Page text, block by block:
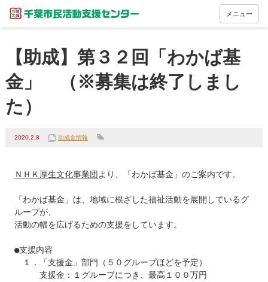
メニュー
【助成】第３２回「わかば基
金」 （※募集は終了しまし
た）
2020.2.8 助成金情報
ＮＨＫ厚生文化事業団 より、「わかば基金」のご案内です。
「わかば基金」は、地域に根ざした福祉活動を展開しているグ
ループが、
活動の幅を広げるための支援をしています。
●支援内容
１．「支援金」部門（５０グループほどを予定）
支援金：１グループにつき、最高１００万円